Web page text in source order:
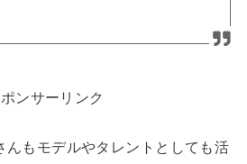
ンサーリンク
んもモデルやタレントとしても活